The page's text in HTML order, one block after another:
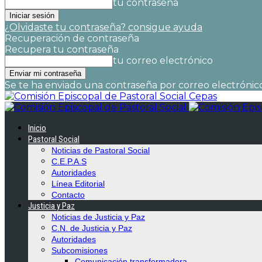
tu contraseña
¿Olvidaste tu contraseña? consigue ayuda
Recuperación de contraseña
Recupera tu contraseña
tu correo electrónico
Se te ha enviado una contraseña por correo
Cepas
Inicio
Pastoral Social
Noticias de Pastoral Social
C.E.P.A.S
Autoridades
Línea Editorial
Contacto
Justicia y Paz
Noticias de Justicia y Paz
C.N. de Justicia y Paz
Autoridades
Subcomisiones